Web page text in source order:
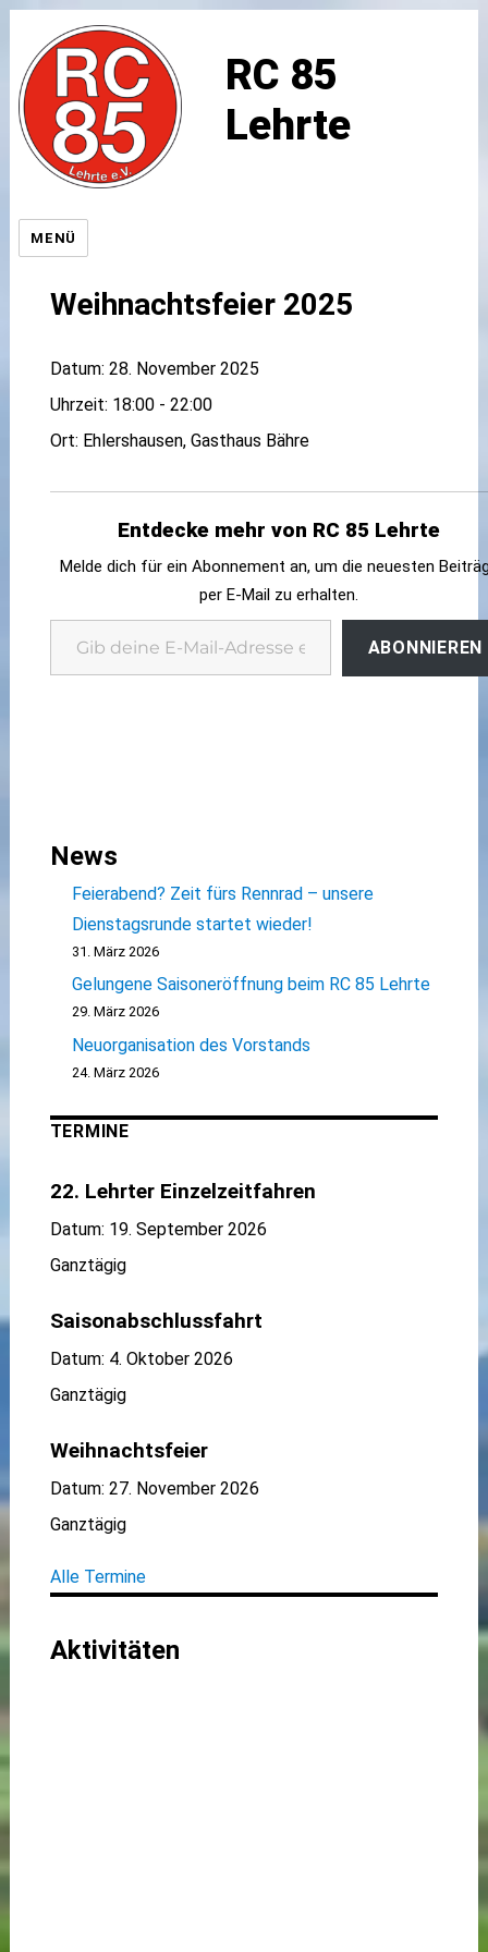
RC 85
Lehrte
MENÜ
Weihnachtsfeier 2025
Datum: 28. November 2025
Uhrzeit: 18:00 - 22:00
Ort: Ehlershausen, Gasthaus Bähre
Entdecke mehr von RC 85 Lehrte
Melde dich für ein Abonnement an, um die neuesten
per E-Mail zu erhalten.
Gib deine E-Mail-Adresse ein ...
ABONNIEREN
News
Feierabend? Zeit fürs Rennrad – unsere
Dienstagsrunde startet wieder!
31. März 2026
Gelungene Saisoneröffnung beim RC 85 Lehrte
29. März 2026
Neuorganisation des Vorstands
24. März 2026
TERMINE
22. Lehrter Einzelzeitfahren
Datum: 19. September 2026
Ganztägig
Saisonabschlussfahrt
Datum: 4. Oktober 2026
Ganztägig
Weihnachtsfeier
Datum: 27. November 2026
Ganztägig
Alle Termine
Aktivitäten